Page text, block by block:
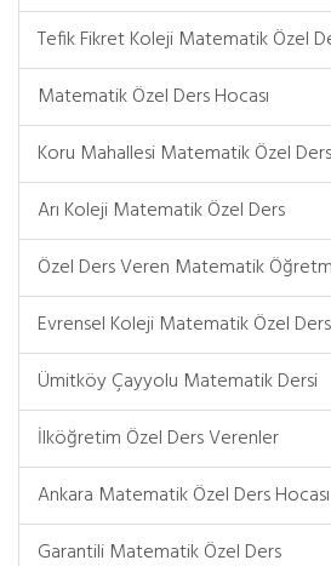
Tefik Fikret Koleji Matematik Özel
Matematik Özel Ders Hocası
Koru Mahallesi Matematik Özel Ders
Arı Koleji Matematik Özel Ders
Özel Ders Veren Matematik
Evrensel Koleji Matematik Özel Ders
Ümitköy Çayyolu Matematik Dersi
İlköğretim Özel Ders Verenler
Ankara Matematik Özel Ders Hocası
Garantili Matematik Özel Ders